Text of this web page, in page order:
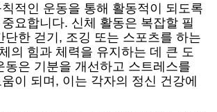
적인 운동을 통해 활동적이 되도록
요합니다. 신체 활동은 복잡할 필
단한 걷기, 조깅 또는 스포츠를 하는
의 힘과 체력을 유지하는 데 큰 도
동은 기분을 개선하고 스트레스를
이 되며, 이는 각자의 정신 건강에